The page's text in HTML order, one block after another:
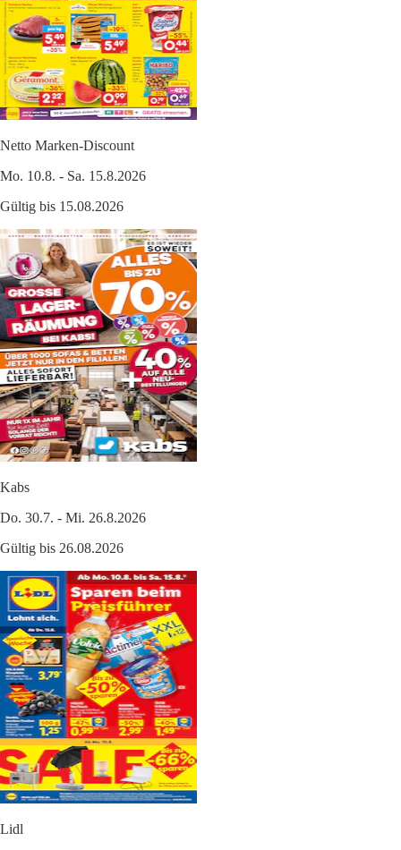
Netto Marken-Discount
Mo. 10.8. - Sa. 15.8.2026
Gültig bis 15.08.2026
Kabs
Do. 30.7. - Mi. 26.8.2026
Gültig bis 26.08.2026
Lidl